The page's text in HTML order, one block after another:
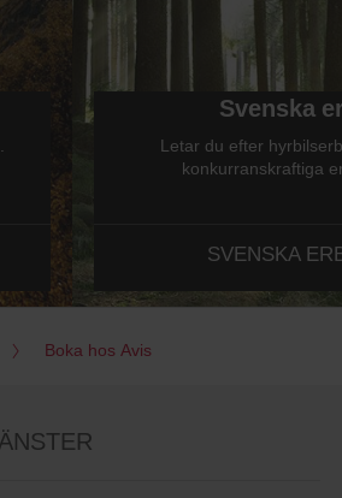
Svenska
Letar du efter
konkurranskraftiga
SVENSKA
Boka hos Avis